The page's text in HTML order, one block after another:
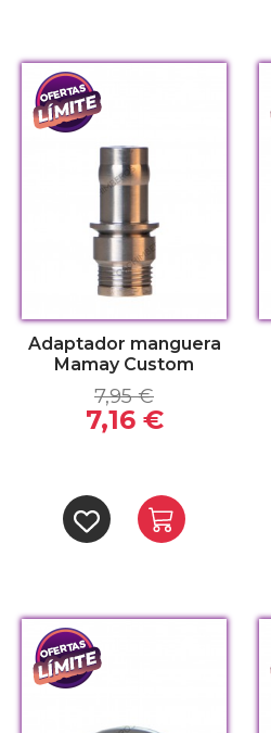
Adaptador manguera
Mamay Custom
7,95 €
7,16 €